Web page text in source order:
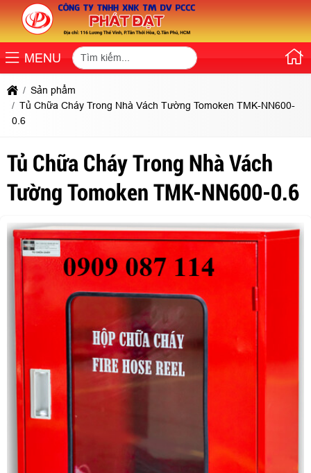
MENU
Sản phẩm
Tủ Chữa Cháy Trong Nhà Vách Tường Tomoken TMK-NN600-
0.6
Tủ Chữa Cháy Trong Nhà Vách
Tường Tomoken TMK-NN600-0.6